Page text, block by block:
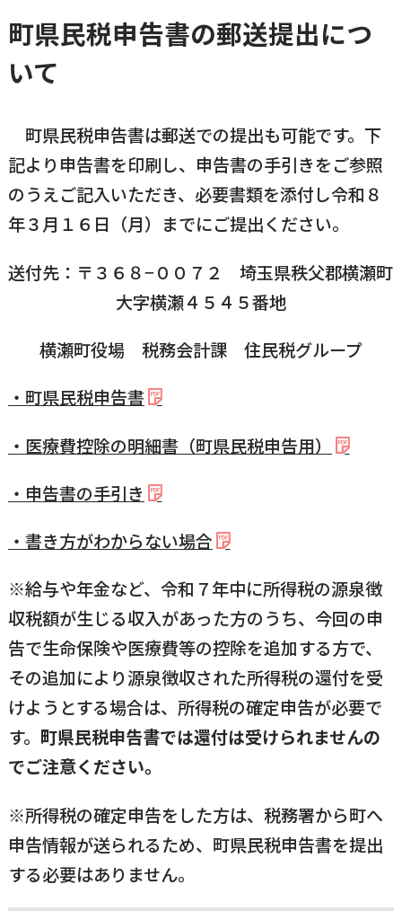
町県民税申告書の郵送提出につ
いて
町県民税申告書は郵送での提出も可能です。下
記より申告書を印刷し、申告書の手引きをご参照
のうえご記入いただき、必要書類を添付し令和８
年３月１６日（月）までにご提出ください。
送付先：〒３６８−００７２ 埼玉県秩父郡横瀬町
大字横瀬４５４５番地
横瀬町役場 税務会計課 住民税グループ
・町県民税申告書
・医療費控除の明細書（町県民税申告用）
・申告書の手引き
・書き方がわからない場合
※給与や年金など、令和７年中に所得税の源泉徴
収税額が生じる収入があった方のうち、今回の申
告で生命保険や医療費等の控除を追加する方で、
その追加により源泉徴収された所得税の還付を受
けようとする場合は、所得税の確定申告が必要で
す。 町県民税申告書では還付は受けられませんの
でご注意ください。
※所得税の確定申告をした方は、税務署から町へ
申告情報が送られるため、町県民税申告書を提出
する必要はありません。